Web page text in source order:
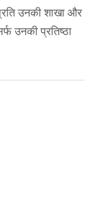
उनकी शाखा और
उनकी प्रतिष्ठा